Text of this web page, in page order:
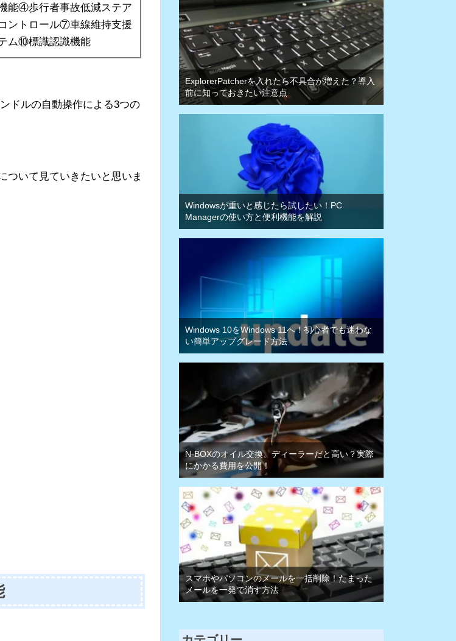
能④歩行者事故低減ステア
ントロール⑦車線維持支援
ム⑩標識認識機能
ドルの自動操作による3つの
いて見ていきたいと思いま
ExplorerPatcherを入れたら不具合が増えた？導入
前に知っておきたい注意点
Windowsが重いと感じたら試したい！PC
Managerの使い方と便利機能を解説
Windows 10をWindows 11へ！初心者でも迷わな
い簡単アップグレード方法
N-BOXのオイル交換、ディーラーだと高い？実際
にかかる費用を公開！
スマホやパソコンのメールを一括削除！たまった
メールを一発で消す方法